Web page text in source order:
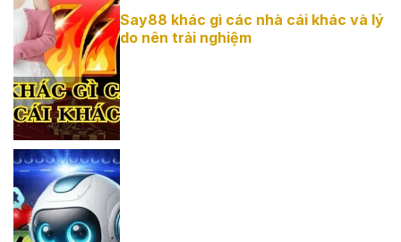
Say88 khác gì
các nhà cái
khác và lý do
nên trải nghiệm
Say88 khác gì các nhà cái khác và lý
do nên trải nghiệm